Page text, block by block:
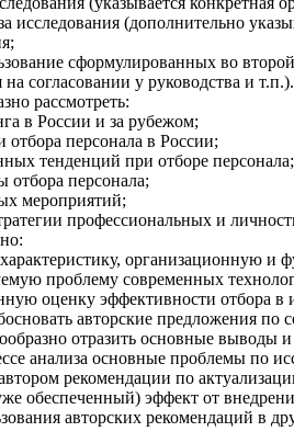
исследования (дополнительно
сформулированных во
согласовании у руководства и т.п.).
рассмотреть:
в России и за рубежом;
отбора персонала в России;
тенденций при отборе персонала;
отбора персонала;
мероприятий;
профессиональных и
организационную и
проблему современных
оценку эффективности отбора в
авторские предложения
отразить основные выводы
анализа основные проблемы по
рекомендации по
обеспеченный) эффект от
авторских рекомендаций в